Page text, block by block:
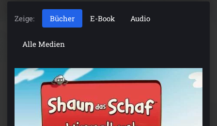
Zeige: Bücher E-Book Audio
Alle Medien